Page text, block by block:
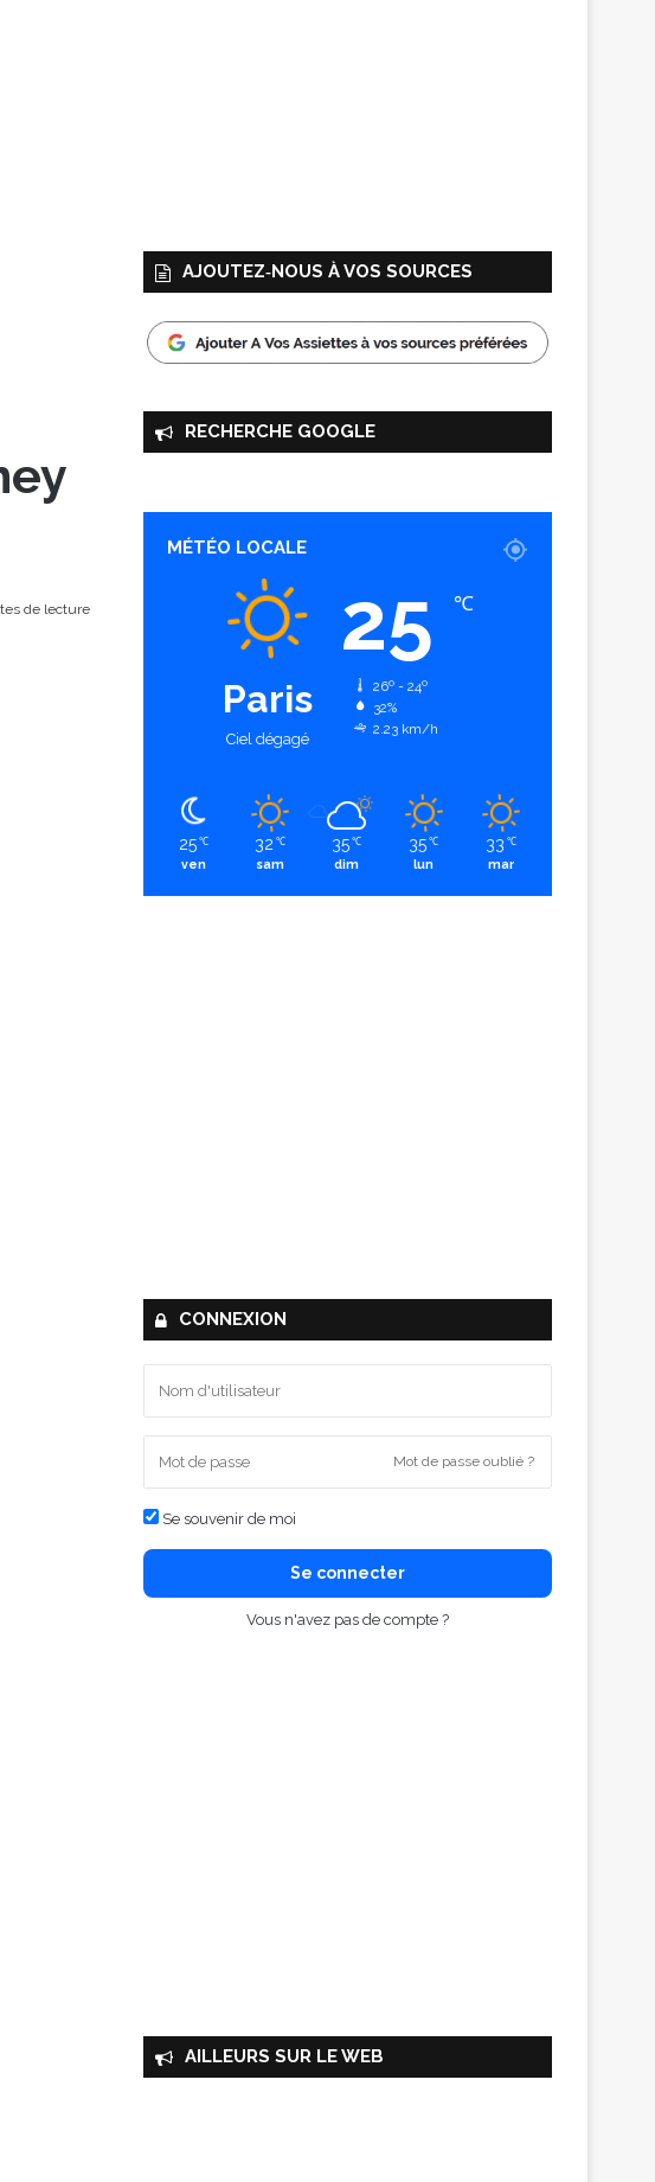
de lecture
AJOUTEZ‑NOUS À VOS SOURCES
RECHERCHE GOOGLE
MÉTÉO LOCALE
Paris
Ciel dégagé
25 ℃
26º - 24º
32%
2.23 km/h
25 ℃
ven
32 ℃
sam
35 ℃
dim
35 ℃
lun
33 ℃
mar
CONNEXION
Mot de passe oublié ?
Se souvenir de moi
Se connecter
Vous n'avez pas de compte ?
AILLEURS SUR LE WEB